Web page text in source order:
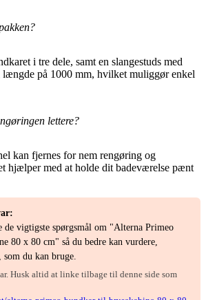
i tre dele, samt en slangestuds med
længde på 1000 mm, hvilket muliggør enkel
lettere?
kan fjernes for nem rengøring og
hjælper med at holde dit badeværelse pænt
de vigtigste spørgsmål om "Alterna Primeo
80 x 80 cm" så du bedre kan vurdere,
du kan bruge.
Husk altid at linke tilbage til denne side som